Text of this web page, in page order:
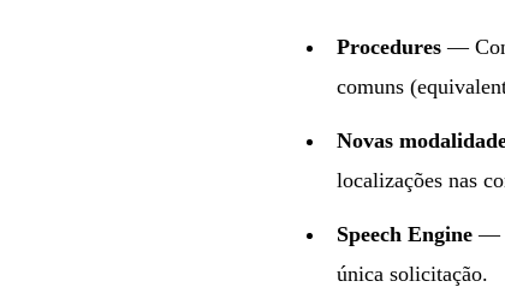
Procedures —
comuns
Novas
localizações nas
Speech Engine —
única solicitação.